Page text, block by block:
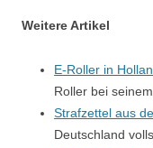
Weitere Artikel
E-Roller in
Roller bei
Strafzettel aus
Deutschland